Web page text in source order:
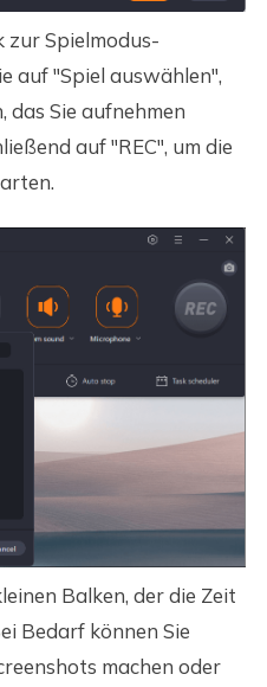
zur Spielmodus-
auf "Spiel auswählen",
das Sie aufnehmen
auf "REC", um die
Balken, der die Zeit
Bedarf können Sie
machen oder